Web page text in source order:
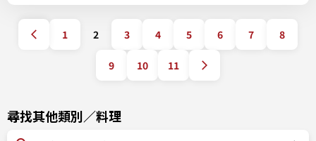
1 2 3 4 5 6 7 8
9 10 11
尋找其他類別／料理